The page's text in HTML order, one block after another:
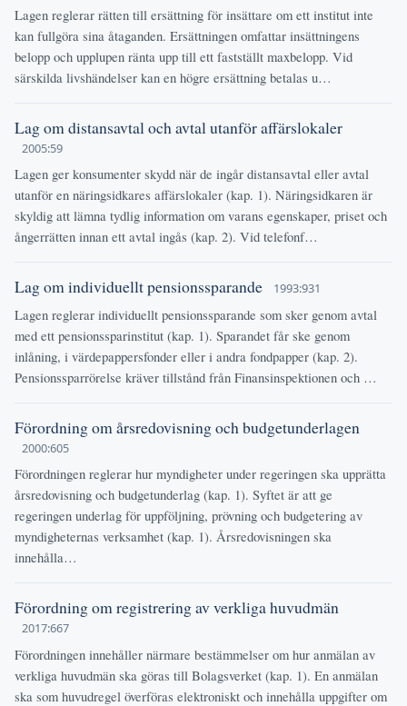
Lagen reglerar rätten till ersättning för insättare om ett institut inte
kan fullgöra sina åtaganden. Ersättningen omfattar insättningens
belopp och upplupen ränta upp till ett fastställt maxbelopp. Vid
särskilda livshändelser kan en högre ersättning betalas u…
Lag om distansavtal och avtal utanför affärslokaler
2005:59
Lagen ger konsumenter skydd när de ingår distansavtal eller avtal
utanför en näringsidkares affärslokaler (kap. 1). Näringsidkaren är
skyldig att lämna tydlig information om varans egenskaper, priset och
ångerrätten innan ett avtal ingås (kap. 2). Vid telefonf…
Lag om individuellt pensionssparande 1993:931
Lagen reglerar individuellt pensionssparande som sker genom avtal
med ett pensionssparinstitut (kap. 1). Sparandet får ske genom
inlåning, i värdepappersfonder eller i andra fondpapper (kap. 2).
Pensionssparrörelse kräver tillstånd från Finansinspektionen och …
Förordning om årsredovisning och budgetunderlagen
2000:605
Förordningen reglerar hur myndigheter under regeringen ska upprätta
årsredovisning och budgetunderlag (kap. 1). Syftet är att ge
regeringen underlag för uppföljning, prövning och budgetering av
myndigheternas verksamhet (kap. 1). Årsredovisningen ska
innehålla…
Förordning om registrering av verkliga huvudmän
2017:667
Förordningen innehåller närmare bestämmelser om hur anmälan av
verkliga huvudmän ska göras till Bolagsverket (kap. 1). En anmälan
ska som huvudregel överföras elektroniskt och innehålla uppgifter om